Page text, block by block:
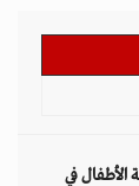
الأطفال في